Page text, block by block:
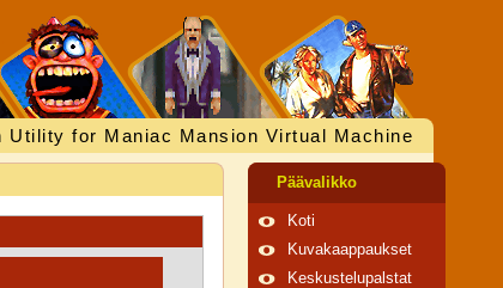
Utility for Maniac Mansion Virtual Machine
Päävalikko
Koti
Kuvakaappaukset
Keskustelupalstat